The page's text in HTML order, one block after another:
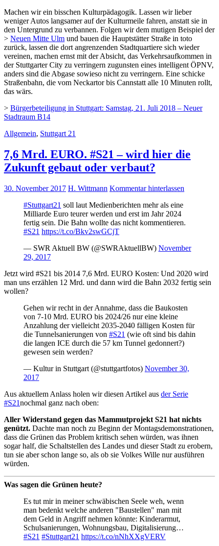
Machen wir ein bisschen Kulturpädagogik. Lassen wir lieber
weniger Autos langsamer auf der Kulturmeile fahren, anstatt sie in
den Untergrund zu verbannen. Folgen wir dem mutigen Beispiel der
> Neuen Mitte Ulm und bauen die Hauptstätter Straße in toto
zurück, lassen die dort angrenzenden Stadtquartiere sich wieder
vereinen, machen ernst mit der Absicht, das Verkehrsaufkommen in
der Stuttgarter City zu verringern zugunsten eines intelligent ÖPNV,
anders sind die Abgase sowieso nicht zu verringern. Eine schicke
Straßenbahn, die vom Neckartor bis Cannstatt alle 10 Minuten rollt,
das wärs.
> Bürgerbeteiligung in Stuttgart: Samstag, 21. Juli 2018 – Neuer
Stadtraum B14
Allgemein, Stuttgart 21
7,6 Mrd. EURO. #S21 – wird hier die
Zukunft gebaut oder verbaut?
30. November 2017 H. Wittmann Kommentar hinterlassen
#Stuttgart21 soll laut Medienberichten mehr als eine
Milliarde Euro teurer werden und erst im Jahr 2024
fertig sein. Die Bahn wollte das nicht kommentieren.
#S21 https://t.co/Bkv2swGCjT
— SWR Aktuell BW (@SWRAktuellBW) November
29, 2017
Jetzt wird #S21 bis 2014 7,6 Mrd. EURO Kosten: Und 2020 wird
man uns erzählen 12 Mrd. und dann wird die Bahn 2032 fertig sein
wollen?
Gehen wir recht in der Annahme, dass die Baukosten
von 7-10 Mrd. EURO bis 2024/26 nur eine kleine
Anzahlung der vielleicht 2035-2040 fälligen Kosten für
die Tunnelsanierungen von #S21 (wie oft sind bis dahin
die langen ICE durch die 57 km Tunnel gedonnert?)
gewesen sein werden?
— Kultur in Stuttgart (@stuttgartfotos) November 30,
2017
Aus aktuellem Anlass holen wir diesen Artikel aus der Serie
#S21nochmal ganz nach oben:
Aller Widerstand gegen das Mammutprojekt S21 hat nichts
genützt. Dachte man noch zu Beginn der Montagsdemonstrationen,
dass die Grünen das Problem kritisch sehen würden, was ihnen
sogar half, die Schaltstellen des Landes und dieser Stadt zu erobern,
tun sie aber schon lange so, als ob sie Volkes Wille nur ausführen
würden.
Was sagen die Grünen heute?
Es tut mir in meiner schwäbischen Seele weh, wenn
man bedenkt welche anderen "Baustellen" man mit
dem Geld in Angriff nehmen könnte: Kinderarmut,
Schulsanierungen, Wohnungsbau, Digitalisierung…
#S21 #Stuttgart21 https://t.co/nNhXXgVERV